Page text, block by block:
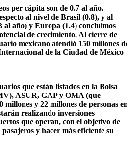
per cápita son de 0.7 al año,
al nivel de Brasil (0.8), y al
al año) y Europa (1.4) concluimos
de crecimiento. Al cierre de
mexicano atendió 150 millones
de la Ciudad de México
que están listados en la Bolsa
ASUR, GAP y OMA (que
millones y 22 millones de personas
realizando inversiones
que operan, con el objetivo de
y hacer más eficiente su